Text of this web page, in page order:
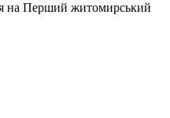
на Перший житомирський